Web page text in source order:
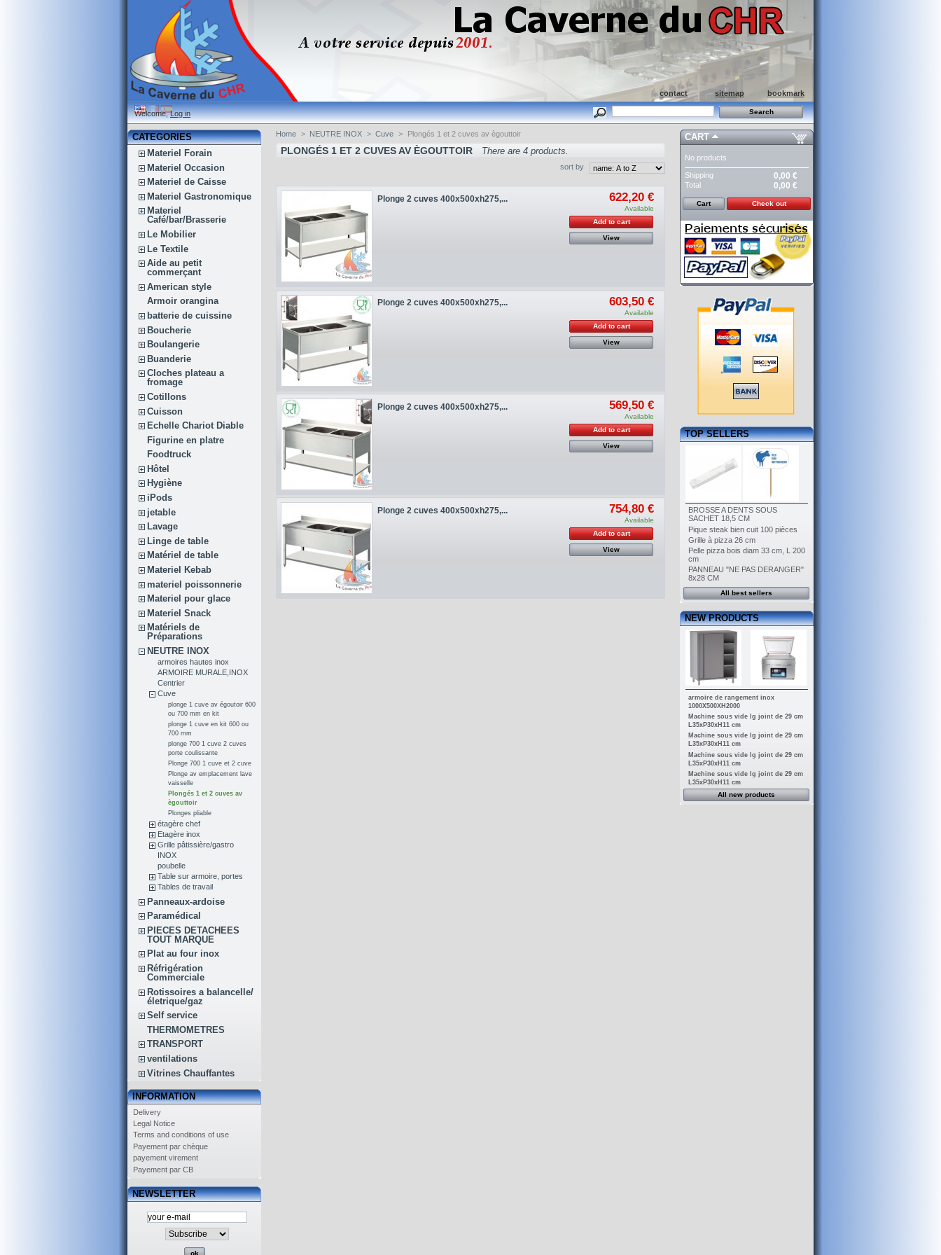
contact sitemap bookmark
Welcome,Log in
CATEGORIES
Materiel Forain
Materiel Occasion
Materiel de Caisse
Materiel Gastronomique
Materiel
Café/bar/Brasserie
Le Mobilier
Le Textile
Aide au petit
commerçant
American style
Armoir orangina
batterie de cuissine
Boucherie
Boulangerie
Buanderie
Cloches plateau a
fromage
Cotillons
Cuisson
Echelle Chariot Diable
Figurine en platre
Foodtruck
Hôtel
Hygiène
iPods
jetable
Lavage
Linge de table
Matériel de table
Materiel Kebab
materiel poissonnerie
Materiel pour glace
Materiel Snack
Matériels de
Préparations
NEUTRE INOX
armoires hautes inox
ARMOIRE MURALE,INOX
Centrier
Cuve
plonge 1 cuve av égoutoir 600
ou 700 mm en kit
plonge 1 cuve en kit 600 ou
700 mm
plonge 700 1 cuve 2 cuves
porte coulissante
Plonge 700 1 cuve et 2 cuve
Plonge av emplacement lave
vaisselle
Plongés 1 et 2 cuves av
ègouttoir
Plonges pliable
étagère chef
Etagère inox
Grille pâtissière/gastro
INOX
poubelle
Table sur armoire, portes
Tables de travail
Panneaux-ardoise
Paramédical
PIECES DETACHEES
TOUT MARQUE
Plat au four inox
Réfrigération
Commerciale
Rotissoires a balancelle/
életrique/gaz
Self service
THERMOMETRES
TRANSPORT
ventilations
Vitrines Chauffantes
INFORMATION
Delivery
Legal Notice
Terms and conditions of use
Payement par chèque
payement virement
Payement par CB
NEWSLETTER
Home > NEUTRE INOX > Cuve > Plongés 1 et 2 cuves av ègouttoir
PLONGÉS 1 ET 2 CUVES AV ÈGOUTTOIR There are 4 products.
sort by
Plonge 2 cuves 400x500xh275,... 622,20 €
Available
Add to cart
View
Plonge 2 cuves 400x500xh275,... 603,50 €
Available
Add to cart
View
Plonge 2 cuves 400x500xh275,... 569,50 €
Available
Add to cart
View
Plonge 2 cuves 400x500xh275,... 754,80 €
Available
Add to cart
View
CART
No products
Shipping 0,00 €
Total 0,00 €
Cart Check out
TOP SELLERS
BROSSE A DENTS SOUS
SACHET 18,5 CM
Pique steak bien cuit 100 pièces
Grille à pizza 26 cm
Pelle pizza bois diam 33 cm, L 200
cm
PANNEAU "NE PAS DERANGER"
8x28 CM
All best sellers
NEW PRODUCTS
armoire de rangement inox
1000X500XH2000
Machine sous vide lg joint de 29 cm
L35xP30xH11 cm
Machine sous vide lg joint de 29 cm
L35xP30xH11 cm
Machine sous vide lg joint de 29 cm
L35xP30xH11 cm
Machine sous vide lg joint de 29 cm
L35xP30xH11 cm
All new products